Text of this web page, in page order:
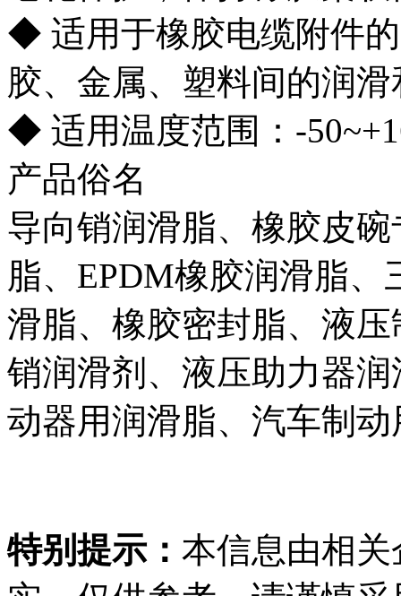
◆ 适用于橡胶电缆附件
胶、金属、塑料间的润
◆ 适用温度范围：-
产品俗名
导向销润滑脂、橡胶皮
脂、EPDM橡胶润滑脂
滑脂、橡胶密封脂、液
销润滑剂、液压助力器
动器用润滑脂、汽车制
特别提示： 本信息由相